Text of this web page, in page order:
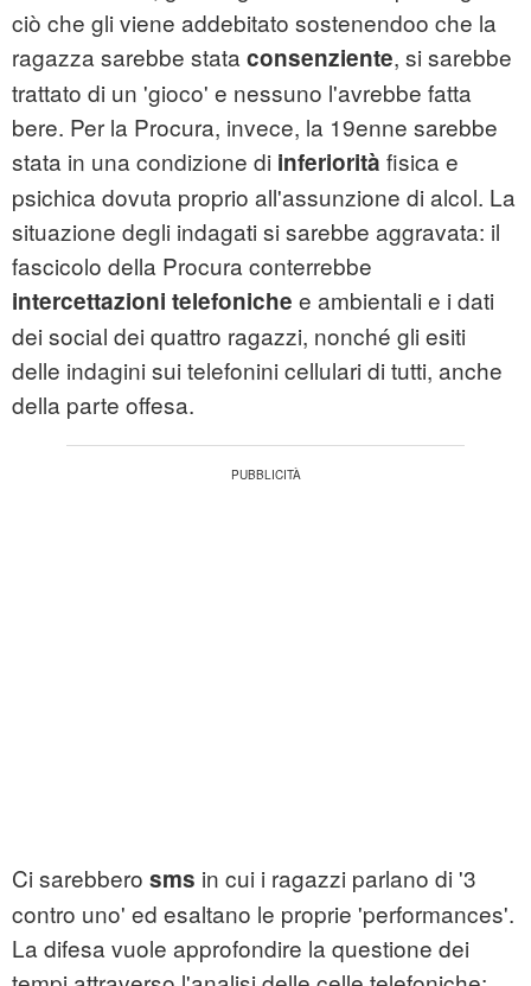
ciò che gli viene addebitato sostenendoo che la
ragazza sarebbe stata consenziente, si sarebbe
trattato di un 'gioco' e nessuno l'avrebbe fatta
bere. Per la Procura, invece, la 19enne sarebbe
stata in una condizione di inferiorità fisica e
psichica dovuta proprio all'assunzione di alcol. La
situazione degli indagati si sarebbe aggravata: il
fascicolo della Procura conterrebbe
intercettazioni telefoniche e ambientali e i dati
dei social dei quattro ragazzi, nonché gli esiti
delle indagini sui telefonini cellulari di tutti, anche
della parte offesa.
Ci sarebbero sms in cui i ragazzi parlano di '3
contro uno' ed esaltano le proprie 'performances'.
La difesa vuole approfondire la questione dei